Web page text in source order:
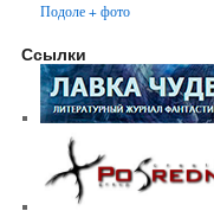
Подоле + фото
Ссылки